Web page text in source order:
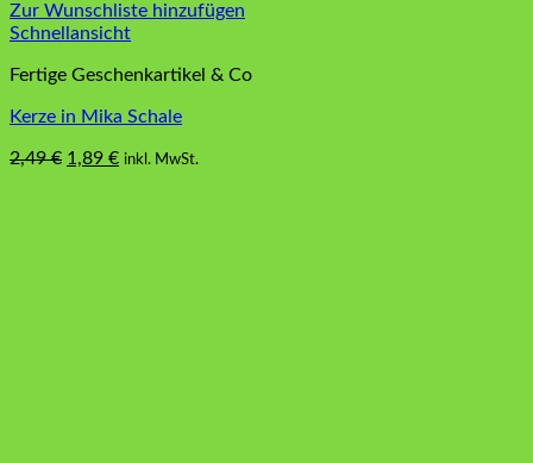
Zur Wunschliste hinzufügen
Schnellansicht
Fertige Geschenkartikel & Co
Kerze in Mika Schale
2,49€ Ursprünglicher
1,89 €Aktueller
inkl. MwSt.